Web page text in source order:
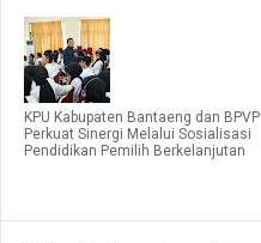
KPU Kabupaten Bantaeng dan BPVP
Perkuat Sinergi Melalui Sosialisasi
Pendidikan Pemilih Berkelanjutan